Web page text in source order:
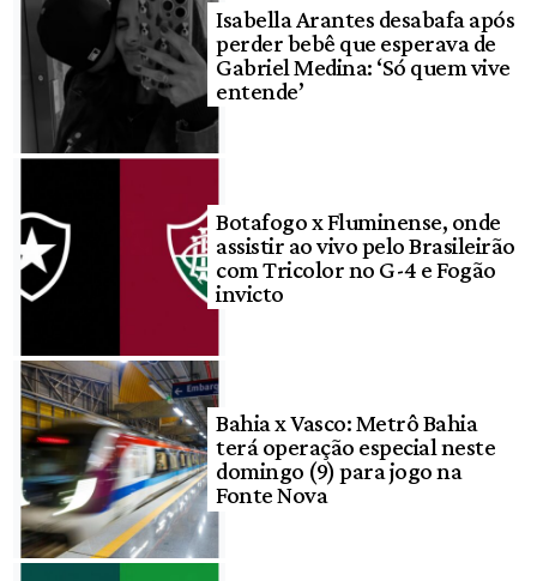
Isabella Arantes desabafa após
perder bebê que esperava de
Gabriel Medina: ‘Só quem vive
entende’
Botafogo x Fluminense, onde
assistir ao vivo pelo Brasileirão
com Tricolor no G-4 e Fogão
invicto
Bahia x Vasco: Metrô Bahia
terá operação especial neste
domingo (9) para jogo na
Fonte Nova